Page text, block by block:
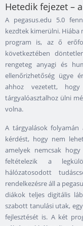
Hetedik fejezet –
A pegasus.edu 5.0
kezdtek kimerülni. Hiába
program is, az ő
következtében
rengeteg anyagi és
ellenőrizhetőség ügye
ahhoz vezetett,
tárgyalóasztalhoz ülni
volna.
A tárgyalások
kérdést, hogy nem
amelyek nemcsak
feltételezik a
hálózatosodott
rendelkezésre áll a
diákok teljes digitális
szabott tanulási utak,
fejlesztését is. A két